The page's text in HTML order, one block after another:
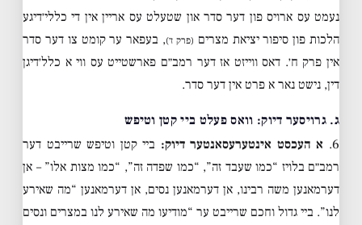
נעמט עס ארויס פון דער סדר און שטעלט עס אריין אין די כללי׳דיגע
הלכות פון סיפור יציאת מצרים (פרק ז׳), בעפאר ער קומט צו דער סדר
אין פרק ח׳. דאס ווייזט אז דער רמב״ם פארשטייט עס ווי א כלל׳דיגן
דין, נישט נאר א פרט אין דער סדר.
ג. גרויסער דיוק: וואס פעלט ביי קטן וטיפש
6.
א העכסט אינטערעסאנטער דיוק: ביי קטן וטיפש שרייבט דער
רמב״ם בלויז “כמו שעבד זה”, “כמו שפדה זה”, “כמו מצות אלו” – אן
דערמאנען משה רבינו, אן דערמאנען נסים, אן דערמאנען “מה שאירע
לנו”. ביי גדול וחכם שרייבט ער “מודיעו מה שאירע לנו במצרים ונסים